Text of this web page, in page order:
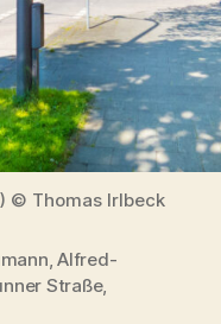
© Thomas Irlbeck
,Alfred-
Straße,